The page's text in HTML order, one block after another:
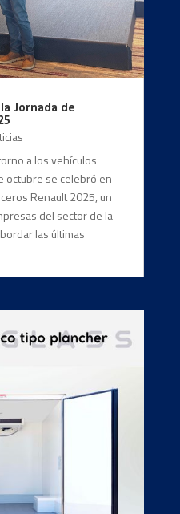
Jornada de
a los vehículos
octubre se celebró en
Renault 2025, un
del sector de la
las últimas